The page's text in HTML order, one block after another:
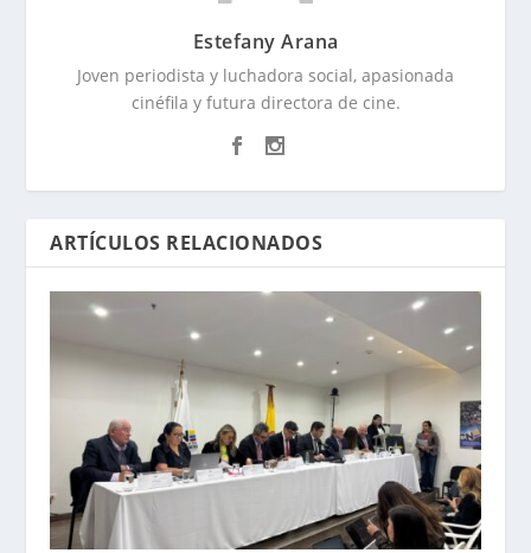
Estefany Arana
Joven periodista y luchadora social, apasionada
cinéfila y futura directora de cine.
ARTÍCULOS RELACIONADOS